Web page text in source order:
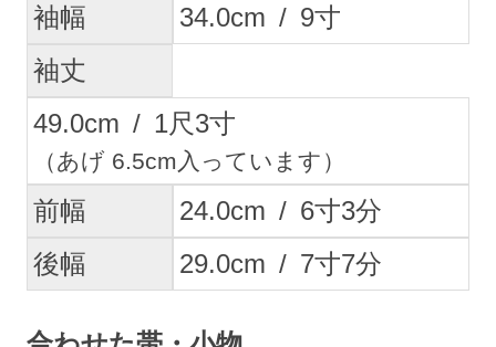
袖幅 34.0cm / 9寸
袖丈
49.0cm / 1尺3寸
（あげ 6.5cm入っています）
前幅 24.0cm / 6寸3分
後幅
29.0cm / 7寸7分